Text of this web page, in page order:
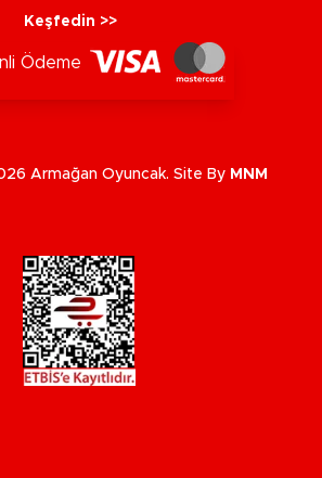
Keşfedin >>
Ödeme
Armağan Oyuncak. Site By MNM